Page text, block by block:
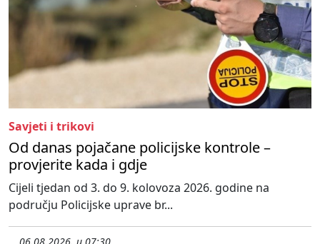
Savjeti i trikovi
Od danas pojačane policijske kontrole –
provjerite kada i gdje
Cijeli tjedan od 3. do 9. kolovoza 2026. godine na
području Policijske uprave br...